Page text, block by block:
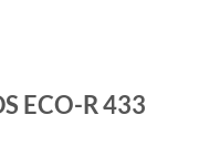
ECO-R 433